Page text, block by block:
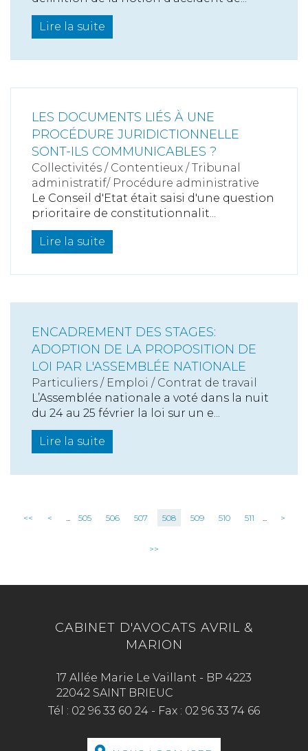
Lire la suite
LES DOCUMENTS LIÉS À UNE
PROCÉDURE JURIDICTIONNELLE
SONT-ILS COMMUNICABLES ?
Collectivités / Contentieux /Tribunal
administratif/ Procédure administrative
Le Conseil d'Etat était saisi d'une question
prioritaire de constitutionnalit...
Lire la suite
ENCADREMENT DES STAGES:
ADOPTION DE LA PROPOSITION DE
LOI PAR L'ASSEMBLÉE NATIONALE
Particuliers / Emploi / Contrat de travail
L’Assemblée nationale a voté dans la nuit
du 24 au 25 février la loi sur un e...
Lire la suite
<< < 505 506 507 508 509 510 511 >
>>
CABINET D'AVOCATS AVRIL &
MARION
17 Allée Marie Le Vaillant - BP 4223
22042 SAINT BRIEUC
Tél : 02 96 33 60 24 - Fax : 02 96 33 74 66